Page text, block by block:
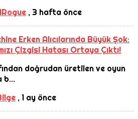
, 3 hafta önce
Erken Alıcılarında Büyük Şok:
Çizgisi Hatası Ortaya Çıktı!
doğrudan üretilen ve oyun
b...
,1 ay önce